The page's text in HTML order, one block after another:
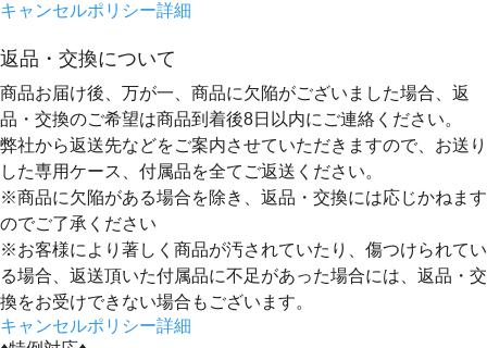
キャンセルポリシー詳細
返品・交換について
商品お届け後、万が一、商品に欠陥がございました場合、返
品・交換のご希望は商品到着後8日以内にご連絡ください。
弊社から返送先などをご案内させていただきますので、お送り
した専用ケース、付属品を全てご返送ください。
※商品に欠陥がある場合を除き、返品・交換には応じかねます
のでご了承ください
※お客様により著しく商品が汚されていたり、傷つけられてい
る場合、返送頂いた付属品に不足があった場合には、返品・交
換をお受けできない場合もございます。
キャンセルポリシー詳細